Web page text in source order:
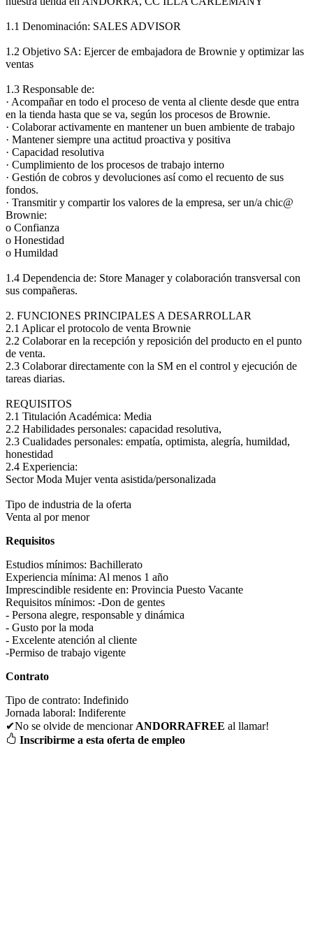
1.1 Denominación: SALES ADVISOR
1.2 Objetivo SA: Ejercer de embajadora de Brownie y optimizar las
ventas
1.3 Responsable de:
· Acompañar en todo el proceso de venta al cliente desde que entra
en la tienda hasta que se va, según los procesos de Brownie.
· Colaborar activamente en mantener un buen ambiente de trabajo
· Mantener siempre una actitud proactiva y positiva
· Capacidad resolutiva
· Cumplimiento de los procesos de trabajo interno
· Gestión de cobros y devoluciones así como el recuento de sus
fondos.
· Transmitir y compartir los valores de la empresa, ser un/a chic@
Brownie:
o Confianza
o Honestidad
o Humildad
1.4 Dependencia de: Store Manager y colaboración transversal con
sus compañeras.
2. FUNCIONES PRINCIPALES A DESARROLLAR
2.1 Aplicar el protocolo de venta Brownie
2.2 Colaborar en la recepción y reposición del producto en el punto
de venta.
2.3 Colaborar directamente con la SM en el control y ejecución de
tareas diarias.
REQUISITOS
2.1 Titulación Académica: Media
2.2 Habilidades personales: capacidad resolutiva,
2.3 Cualidades personales: empatía, optimista, alegría, humildad,
honestidad
2.4 Experiencia:
Sector Moda Mujer venta asistida/personalizada
Tipo de industria de la oferta
Venta al por menor
Requisitos
Estudios mínimos: Bachillerato
Experiencia mínima: Al menos 1 año
Imprescindible residente en: Provincia Puesto Vacante
Requisitos mínimos: -Don de gentes
- Persona alegre, responsable y dinámica
- Gusto por la moda
- Excelente atención al cliente
-Permiso de trabajo vigente
Contrato
Tipo de contrato: Indefinido
Jornada laboral: Indiferente
✔No se olvide de mencionar ANDORRAFREE al llamar!
Inscribirme a esta oferta de empleo